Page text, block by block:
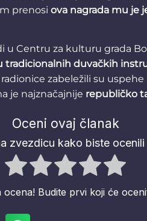
prenosi ova nagrada mu je
u Centru za kulturu grada
tradicionalnih duvačkih
radionice zabeležili su
je najznačajnije republičko
Oceni ovaj članak
zvezdicu kako biste ocenili
Budite prvi koji će